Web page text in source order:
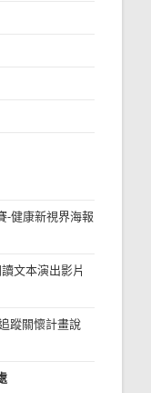
-健康新視界海報
文本演出影片
蹤關懷計畫說